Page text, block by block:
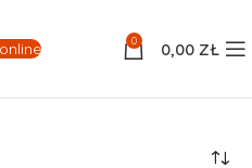
0 0,00 ZŁ